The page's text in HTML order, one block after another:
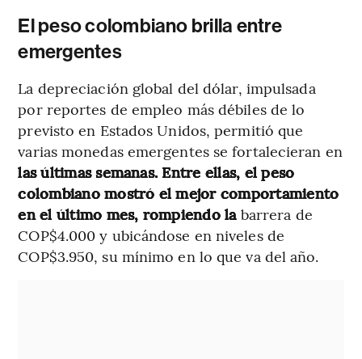
El peso colombiano brilla entre
emergentes
La depreciación global del dólar, impulsada
por reportes de empleo más débiles de lo
previsto en Estados Unidos, permitió que
varias monedas emergentes se fortalecieran en
las últimas semanas. Entre ellas, el peso
colombiano mostró el mejor comportamiento
en el último mes, rompiendo la barrera de
COP$4.000 y ubicándose en niveles de
COP$3.950, su mínimo en lo que va del año.